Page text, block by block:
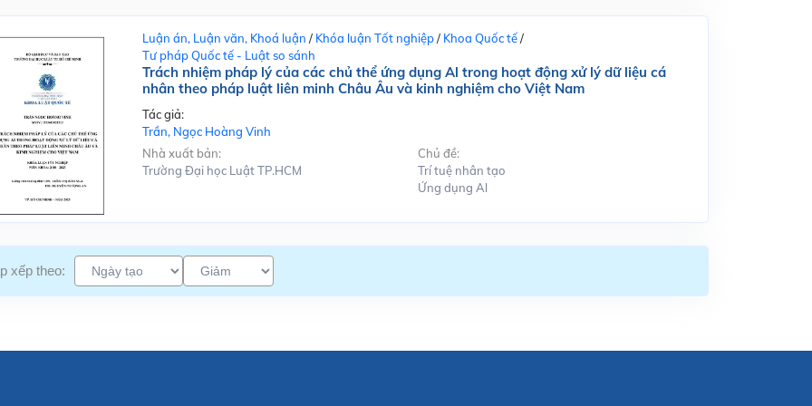
Luận án, Luận văn, Khoá luận / Khóa luận Tốt nghiệp/ Khoa Quốc tế/
Tư pháp Quốc tế - Luật so sánh
Trách nhiệm pháp lý của các chủ thể ứng dụng Al trong hoạt động xử lý dữ liệu cá
nhân theo pháp luật liên minh Châu Âu và kinh nghiệm cho Việt Nam
Tác giả:
Trần, Ngọc Hoàng Vinh
Nhà xuất bản:
Trường Đại học Luật TP.HCM
Chủ đề:
Trí tuệ nhân tạo
Ứng dụng Al
xếp theo: